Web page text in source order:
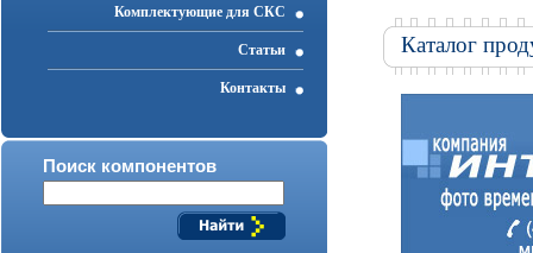
Комплектующие для СКС
Статьи
Контакты
Поиск компонентов
Каталог